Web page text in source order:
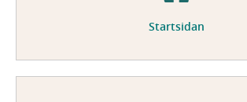
Startsidan